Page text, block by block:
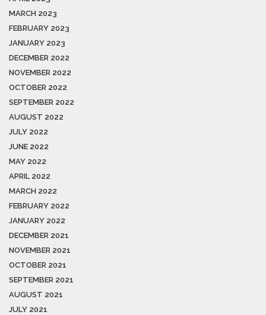
MARCH 2023
FEBRUARY 2023
JANUARY 2023
DECEMBER 2022
NOVEMBER 2022
OCTOBER 2022
SEPTEMBER 2022
AUGUST 2022
JULY 2022
JUNE 2022
MAY 2022
APRIL 2022
MARCH 2022
FEBRUARY 2022
JANUARY 2022
DECEMBER 2021
NOVEMBER 2021
OCTOBER 2021
SEPTEMBER 2021
AUGUST 2021
JULY 2021